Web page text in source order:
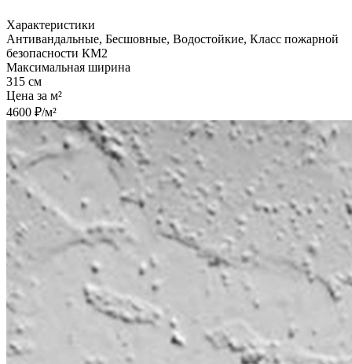
Характеристики
Антивандальные, Бесшовные, Водостойкие, Класс пожарной
безопасности КМ2
Максимальная ширина
315 см
Цена за м²
4600 ₽/м²